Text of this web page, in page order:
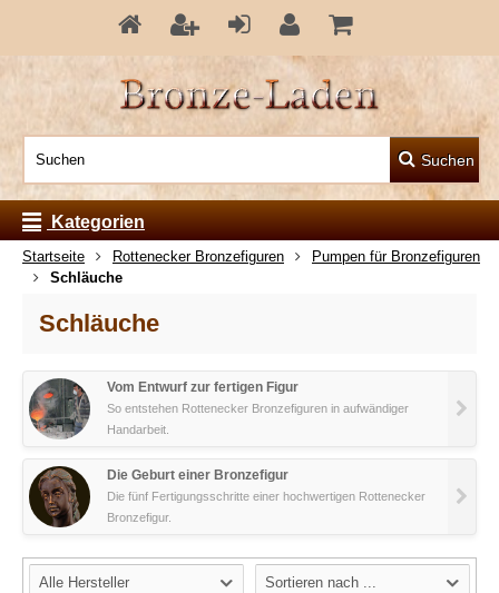
Suchen
Kategorien
Startseite Rottenecker Bronzefiguren
Pumpen für Bronzefiguren
Schläuche
Schläuche
Vom Entwurf zur fertigen Figur
So entstehen Rottenecker Bronzefiguren in aufwändiger
Handarbeit.
Die Geburt einer Bronzefigur
Die fünf Fertigungsschritte einer hochwertigen Rottenecker
Bronzefigur.
Alle Hersteller Sortieren nach ...